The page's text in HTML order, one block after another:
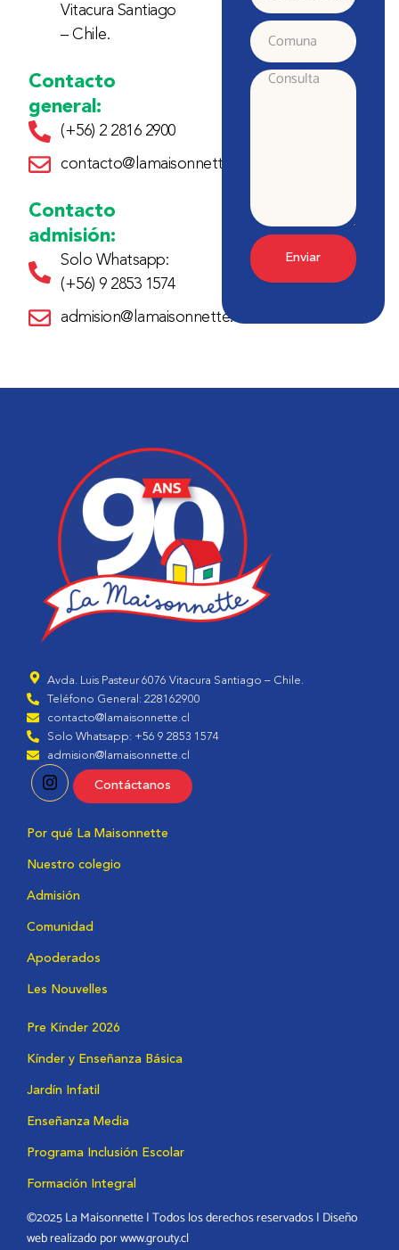
Vitacura Santiago
– Chile.
Contacto
general:
(+56) 2 2816 2900
contacto@lamaisonnette.cl
Contacto
admisión:
Solo Whatsapp:
(+56) 9 2853 1574
admision@lamaisonnette.cl
electrónico
Comuna
Consulta
Enviar
Avda. Luis Pasteur 6076 Vitacura Santiago – Chile.
Teléfono General: 228162900
contacto@lamaisonnette.cl
Solo Whatsapp: +56 9 2853 1574
admision@lamaisonnette.cl
Contáctanos
Por qué La Maisonnette
Nuestro colegio
Admisión
Comunidad
Apoderados
Les Nouvelles
Pre Kínder 2026
Kínder y Enseñanza Básica
Jardín Infatil
Enseñanza Media
Programa Inclusión Escolar
Formación Integral
©2025 La Maisonnette | Todos los derechos reservados | Diseño
web realizado por www.grouty.cl